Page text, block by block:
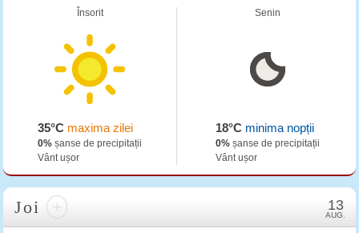
Însorit
35°C maxima zilei
0% șanse de precipitații
Vânt ușor
Senin
18°Cminima nopții
0%șanse de precipitații
Vânt ușor
Joi + 13
AUG.